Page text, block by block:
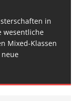
in
wesentliche
Mixed-Klassen
und
zu geben.
waren
die deutsche
an der Riß
standen die